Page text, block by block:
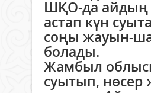
ШҚО-да айдың
астап күн
соңы жауын-
болады.
Жамбыл
суытып, нөсер